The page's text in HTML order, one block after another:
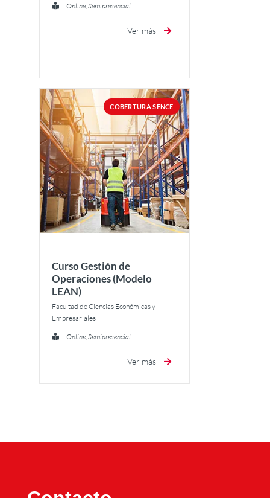
Online, Semipresencial
Ver más
COBERTURA SENCE
Curso Gestión de
Operaciones (Modelo
LEAN)
Facultad de Ciencias Económicas y
Empresariales
Online, Semipresencial
Ver más